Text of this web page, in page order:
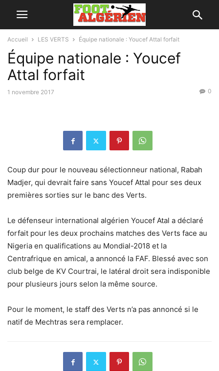
Accueil LES VERTS Équipe nationale : Youcef Attal forfait
Équipe nationale : Youcef
Attal forfait
1 novembre 2017 0
Coup dur pour le nouveau sélectionneur national, Rabah
Madjer, qui devrait faire sans Youcef Attal pour ses deux
premières sorties sur le banc des Verts.
Le défenseur international algérien Youcef Atal a déclaré
forfait pour les deux prochains matches des Verts face au
Nigeria en qualifications au Mondial-2018 et la
Centrafrique en amical, a annoncé la FAF. Blessé avec son
club belge de KV Courtrai, le latéral droit sera indisponible
pour plusieurs jours selon la même source.
Pour le moment, le staff des Verts n’a pas annoncé si le
natif de Mechtras sera remplacer.